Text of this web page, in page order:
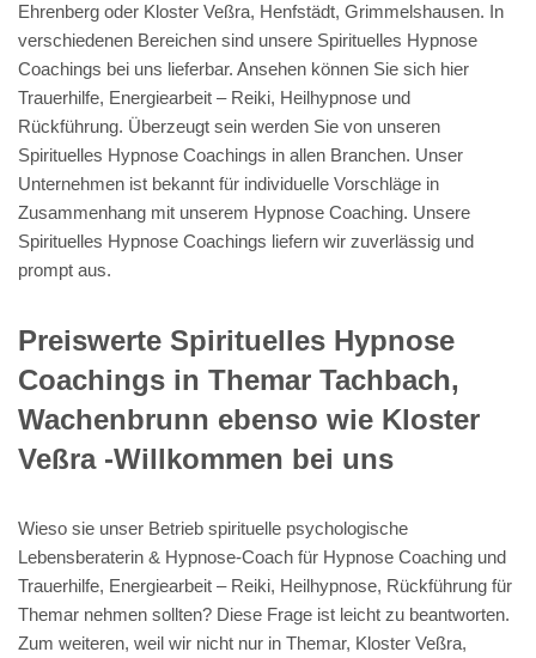
Ehrenberg oder Kloster Veßra, Henfstädt, Grimmelshausen. In
verschiedenen Bereichen sind unsere Spirituelles Hypnose
Coachings bei uns lieferbar. Ansehen können Sie sich hier
Trauerhilfe, Energiearbeit – Reiki, Heilhypnose und
Rückführung. Überzeugt sein werden Sie von unseren
Spirituelles Hypnose Coachings in allen Branchen. Unser
Unternehmen ist bekannt für individuelle Vorschläge in
Zusammenhang mit unserem Hypnose Coaching. Unsere
Spirituelles Hypnose Coachings liefern wir zuverlässig und
prompt aus.
Preiswerte Spirituelles Hypnose
Coachings in Themar Tachbach,
Wachenbrunn ebenso wie Kloster
Veßra -Willkommen bei uns
Wieso sie unser Betrieb spirituelle psychologische
Lebensberaterin & Hypnose-Coach für Hypnose Coaching und
Trauerhilfe, Energiearbeit – Reiki, Heilhypnose, Rückführung für
Themar nehmen sollten? Diese Frage ist leicht zu beantworten.
Zum weiteren, weil wir nicht nur in Themar, Kloster Veßra,